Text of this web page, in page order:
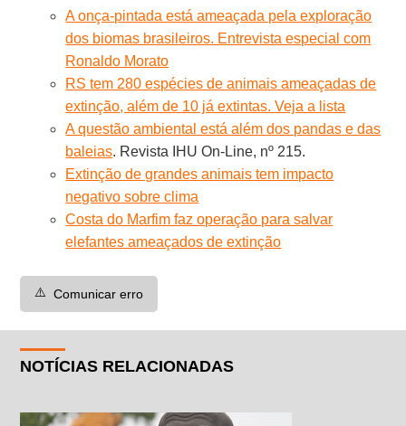
A onça-pintada está ameaçada pela exploração
dos biomas brasileiros. Entrevista especial com
Ronaldo Morato
RS tem 280 espécies de animais ameaçadas de
extinção, além de 10 já extintas. Veja a lista
A questão ambiental está além dos pandas e das
baleias. Revista IHU On-Line, nº 215.
Extinção de grandes animais tem impacto
negativo sobre clima
Costa do Marfim faz operação para salvar
elefantes ameaçados de extinção
⚠️ Comunicar erro
NOTÍCIAS RELACIONADAS